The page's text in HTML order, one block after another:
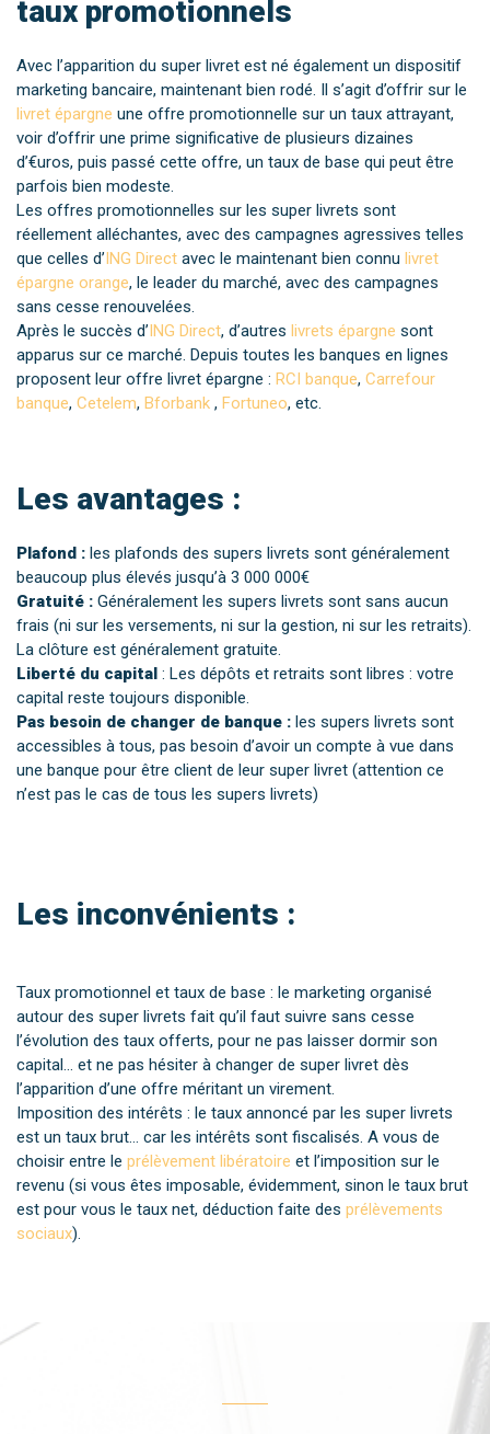
taux promotionnels
Avec l’apparition du super livret est né également un dispositif
marketing bancaire, maintenant bien rodé. Il s’agit d’offrir sur le
livret épargne une offre promotionnelle sur un taux attrayant,
voir d’offrir une prime significative de plusieurs dizaines
d’€uros, puis passé cette offre, un taux de base qui peut être
parfois bien modeste.
Les offres promotionnelles sur les super livrets sont
réellement alléchantes, avec des campagnes agressives telles
que celles d’ING Direct avec le maintenant bien connu livret
épargne orange, le leader du marché, avec des campagnes
sans cesse renouvelées.
Après le succès d’ING Direct, d’autres livrets épargne sont
apparus sur ce marché. Depuis toutes les banques en lignes
proposent leur offre livret épargne : RCI banque, Carrefour
banque, Cetelem, Bforbank , Fortuneo, etc.
Les avantages :
Plafond : les plafonds des supers livrets sont généralement
beaucoup plus élevés jusqu’à 3 000 000€
Gratuité : Généralement les supers livrets sont sans aucun
frais (ni sur les versements, ni sur la gestion, ni sur les retraits).
La clôture est généralement gratuite.
Liberté du capital : Les dépôts et retraits sont libres : votre
capital reste toujours disponible.
Pas besoin de changer de banque : les supers livrets sont
accessibles à tous, pas besoin d’avoir un compte à vue dans
une banque pour être client de leur super livret (attention ce
n’est pas le cas de tous les supers livrets)
Les inconvénients :
Taux promotionnel et taux de base : le marketing organisé
autour des super livrets fait qu’il faut suivre sans cesse
l’évolution des taux offerts, pour ne pas laisser dormir son
capital... et ne pas hésiter à changer de super livret dès
l’apparition d’une offre méritant un virement.
Imposition des intérêts : le taux annoncé par les super livrets
est un taux brut... car les intérêts sont fiscalisés. A vous de
choisir entre le prélèvement libératoire et l’imposition sur le
revenu (si vous êtes imposable, évidemment, sinon le taux brut
est pour vous le taux net, déduction faite des prélèvements
sociaux).